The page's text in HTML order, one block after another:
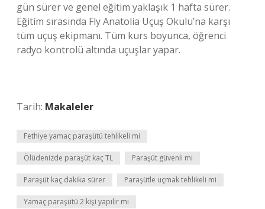
gün sürer ve genel eğitim yaklaşık 1 hafta sürer.
Eğitim sırasında Fly Anatolia Uçuş Okulu’na karşı
tüm uçuş ekipmanı. Tüm kurs boyunca, öğrenci
radyo kontrolü altında uçuşlar yapar.
Tarih: Makaleler
Fethiye yamaç paraşütü tehlikeli mi
Ölüdenizde paraşüt kaç TL Paraşüt güvenli mi
Paraşüt kaç dakika sürer Paraşütle uçmak tehlikeli mi
Yamaç paraşütü 2 kişi yapılır mı